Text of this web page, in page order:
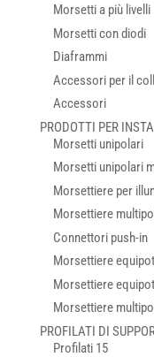
Morsetti a più livelli
Morsetti con diodi
Diaframmi
Accessori per il
Accessori
PRODOTTI PER
Morsetti unipolari
Morsetti unipolari
Morsettiere per
Morsettiere
Connettori push-in
Morsettiere
Morsettiere
Morsettiere
PROFILATI DI
Profilati 15